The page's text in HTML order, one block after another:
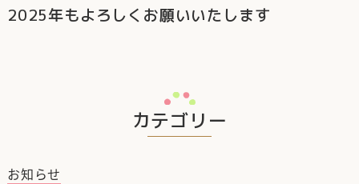
2025年もよろしくお願いいたします
カテゴリー
お知らせ